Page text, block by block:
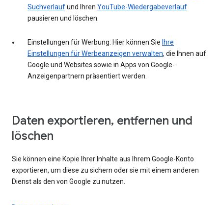
Suchverlaufund Ihren YouTube-Wiedergabeverlauf
pausieren und löschen.
Einstellungen für Werbung: Hier können Sie Ihre
Einstellungen für Werbeanzeigen verwalten, die Ihnen auf
Google und Websites sowie in Apps von Google-
Anzeigenpartnern präsentiert werden.
Daten exportieren, entfernen und
löschen
Sie können eine Kopie Ihrer Inhalte aus Ihrem Google-Konto
exportieren, um diese zu sichern oder sie mit einem anderen
Dienst als den von Google zu nutzen.